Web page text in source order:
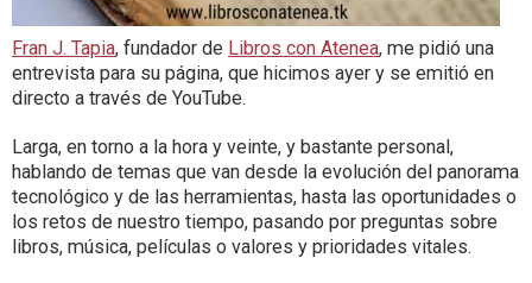
Fran J. Tapia, fundador de Libros con Atenea, me pidió una
entrevista para su página, que hicimos ayer y se emitió en
directo a través de YouTube.
Larga, en torno a la hora y veinte, y bastante personal,
hablando de temas que van desde la evolución del panorama
tecnológico y de las herramientas, hasta las oportunidades o
los retos de nuestro tiempo, pasando por preguntas sobre
libros, música, películas o valores y prioridades vitales.